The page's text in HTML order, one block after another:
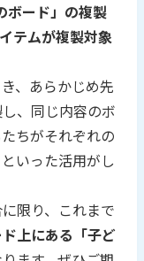
ボード」の複製
テムが複製対象
、あらかじめ先
、同じ内容のボ
ちがそれぞれの
いった活用がし
限り、これまで
上にある「子ど